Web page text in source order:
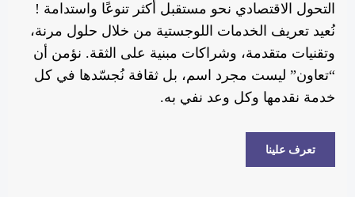
التحول الاقتصادي نحو مستقبل أكثر تنوعًا واستدامة !
نُعيد تعريف الخدمات اللوجستية من خلال حلول مرنة،
وتقنيات متقدمة، وشراكات مبنية على الثقة. نؤمن أن
“تعاون” ليست مجرد اسم، بل ثقافة نُجسّدها في كل
خدمة نقدمها وكل وعد نفي به.
تعرف علينا